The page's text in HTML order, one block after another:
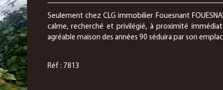
Seulement chez CLG immobilier Fouesnant
calme, recherché et privilégié, à proximité
agréable maison des années 90 séduira par son
Réf : 7813